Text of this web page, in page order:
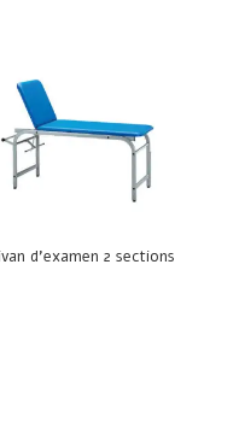
d’examen 2 sections